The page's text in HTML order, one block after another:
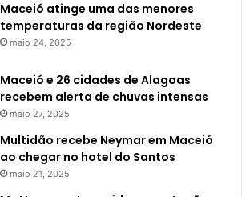
Maceió atinge uma das menores
temperaturas da região Nordeste
maio 24, 2025
Maceió e 26 cidades de Alagoas
recebem alerta de chuvas intensas
maio 27, 2025
Multidão recebe Neymar em Maceió
ao chegar no hotel do Santos
maio 21, 2025